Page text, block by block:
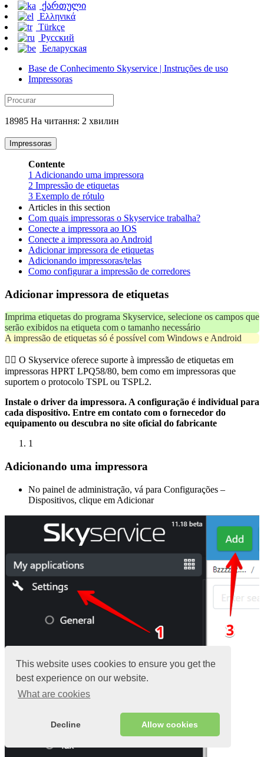
This website uses cookies to ensure you get the
best experience on our website.
What are cookies
Decline Allow cookies
ქართული
Ελληνικά
Türkçe
Русский
Беларуская
Base de Conhecimento Skyservice | Instruções de uso
Impressoras
18985 На читання: 2 хвилин
Impressoras
Contente
1 Adicionando uma impressora
2 Impressão de etiquetas
3 Exemplo de rótulo
Articles in this section
Com quais impressoras o Skyservice trabalha?
Conecte a impressora ao IOS
Conecte a impressora ao Android
Adicionar impressora de etiquetas
Adicionando impressoras/telas
Como configurar a impressão de corredores
Adicionar impressora de etiquetas
Imprima etiquetas do programa Skyservice, selecione os campos que
serão exibidos na etiqueta com o tamanho necessário
A impressão de etiquetas só é possível com Windows e Android
☝🏼 O Skyservice oferece suporte à impressão de etiquetas em
impressoras HPRT LPQ58/80, bem como em impressoras que
suportem o protocolo TSPL ou TSPL2.
Instale o driver da impressora. A configuração é individual para
cada dispositivo. Entre em contato com o fornecedor do
equipamento ou descubra no site oficial do fabricante
1
Adicionando uma impressora
No painel de administração, vá para Configurações –
Dispositivos, clique em Adicionar